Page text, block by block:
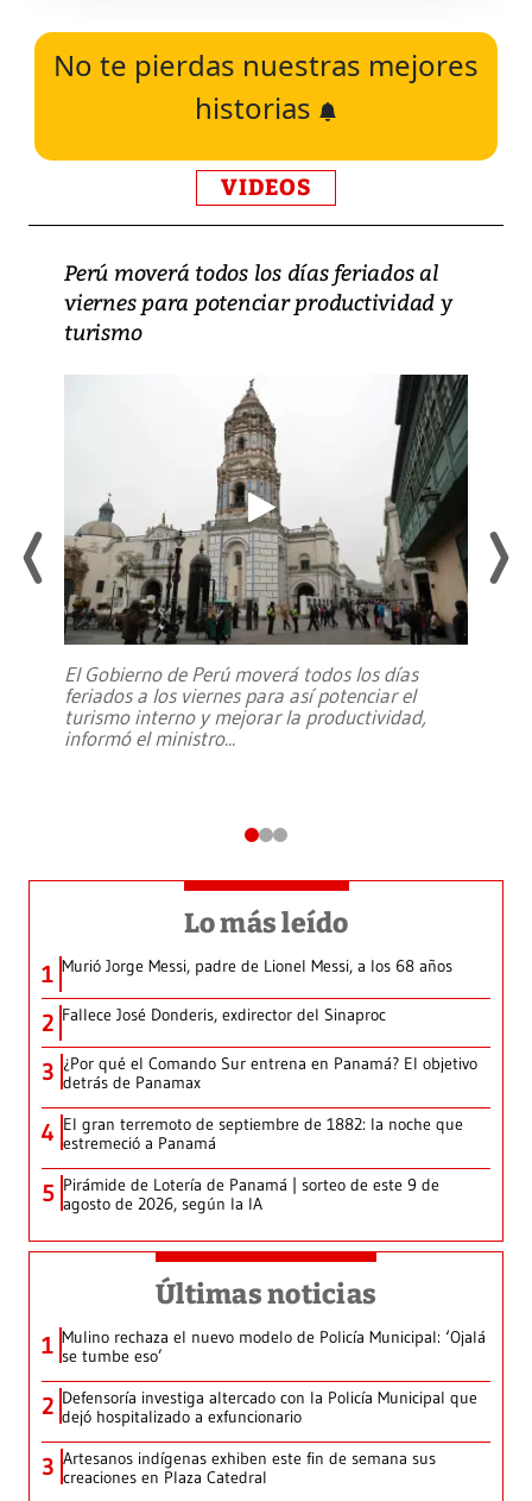
No te pierdas nuestras mejores
historias
VIDEOS
Perú moverá todos los días feriados al
viernes para potenciar productividad y
turismo
El Gobierno de Perú moverá todos los días
feriados a los viernes para así potenciar el
turismo interno y mejorar la productividad,
informó el ministro...
Lo más leído
1 Murió Jorge Messi, padre de Lionel Messi, a los 68 años
2 Fallece José Donderis, exdirector del Sinaproc
3 ¿Por qué el Comando Sur entrena en Panamá? El objetivo
detrás de Panamax
4 El gran terremoto de septiembre de 1882: la noche que
estremeció a Panamá
5 Pirámide de Lotería de Panamá | sorteo de este 9 de
agosto de 2026, según la IA
Últimas noticias
1 Mulino rechaza el nuevo modelo de Policía Municipal: ‘Ojalá
se tumbe eso’
2 Defensoría investiga altercado con la Policía Municipal que
dejó hospitalizado a exfuncionario
3 Artesanos indígenas exhiben este fin de semana sus
creaciones en Plaza Catedral